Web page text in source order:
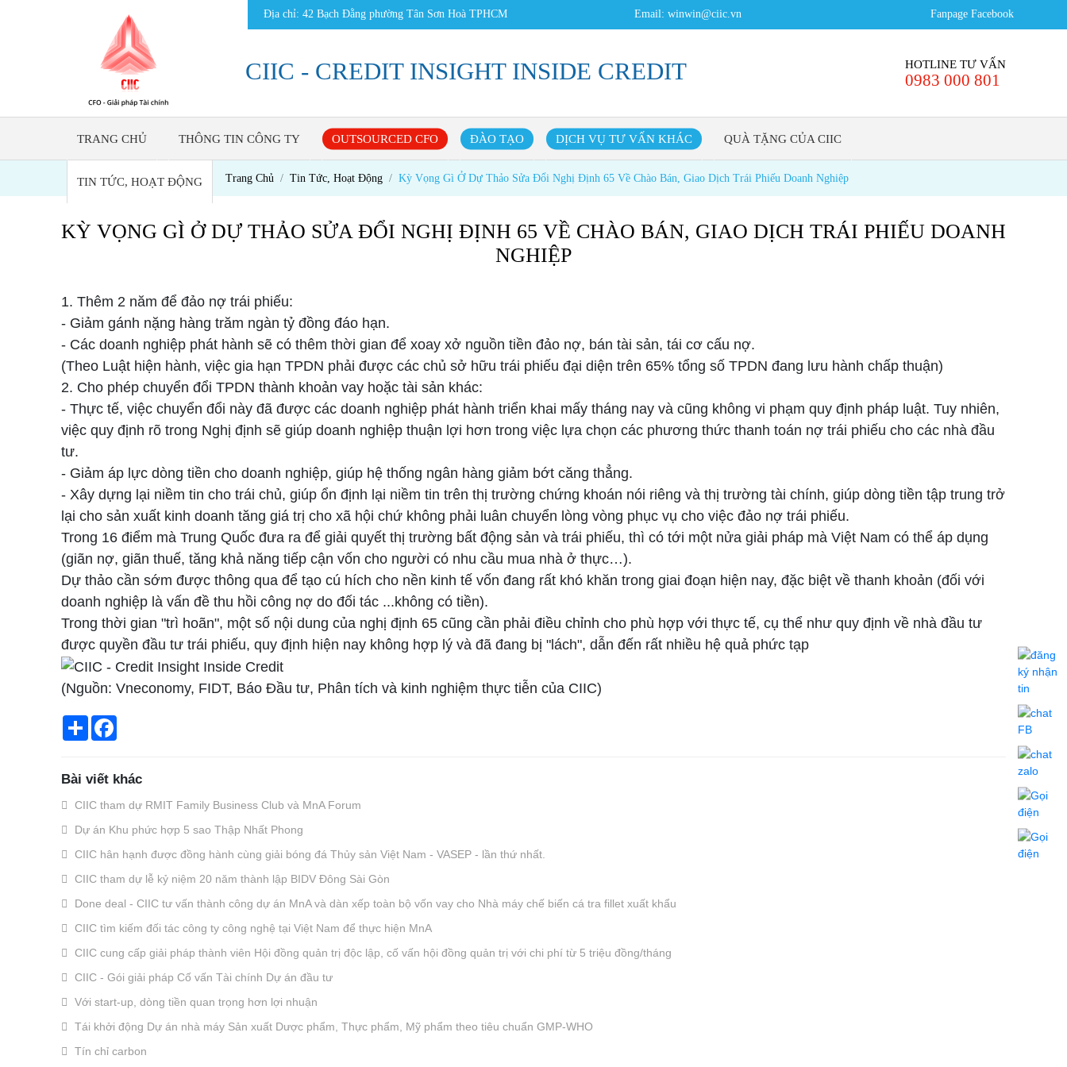
Địa chỉ: 42 Bạch Đằng phường Tân Sơn Hoà TPHCM Email: winwin@ciic.vn Fanpage Facebook
CIIC - CREDIT INSIGHT INSIDE CREDIT HOTLINE TƯ VẤN
0983 000 801
TRANG CHỦ THÔNG TIN CÔNG TY OUTSOURCED CFO ĐÀO TẠO DỊCH VỤ TƯ VẤN KHÁC QUÀ TẶNG CỦA CIIC
TIN TỨC, HOẠT ĐỘNG Trang Chủ Tin Tức, Hoạt Động Kỳ Vọng Gì Ở Dự Thảo Sửa Đổi Nghị Định 65 Về Chào Bán, Giao Dịch Trái Phiếu Doanh Nghiệp
KỲ VỌNG GÌ Ở DỰ THẢO SỬA ĐỔI NGHỊ ĐỊNH 65 VỀ CHÀO BÁN, GIAO DỊCH TRÁI PHIẾU DOANH
NGHIỆP
1. Thêm 2 năm để đảo nợ trái phiếu:
- Giảm gánh nặng hàng trăm ngàn tỷ đồng đáo hạn.
- Các doanh nghiệp phát hành sẽ có thêm thời gian để xoay xở nguồn tiền đảo nợ, bán tài sản, tái cơ cấu nợ.
(Theo Luật hiện hành, việc gia hạn TPDN phải được các chủ sở hữu trái phiếu đại diện trên 65% tổng số TPDN đang lưu hành chấp thuận)
2. Cho phép chuyển đổi TPDN thành khoản vay hoặc tài sản khác:
- Thực tế, việc chuyển đổi này đã được các doanh nghiệp phát hành triển khai mấy tháng nay và cũng không vi phạm quy định pháp luật. Tuy nhiên,
việc quy định rõ trong Nghị định sẽ giúp doanh nghiệp thuận lợi hơn trong việc lựa chọn các phương thức thanh toán nợ trái phiếu cho các nhà đầu
tư.
- Giảm áp lực dòng tiền cho doanh nghiệp, giúp hệ thống ngân hàng giảm bớt căng thẳng.
- Xây dựng lại niềm tin cho trái chủ, giúp ổn định lại niềm tin trên thị trường chứng khoán nói riêng và thị trường tài chính, giúp dòng tiền tập trung trở
lại cho sản xuất kinh doanh tăng giá trị cho xã hội chứ không phải luân chuyển lòng vòng phục vụ cho việc đảo nợ trái phiếu.
Trong 16 điểm mà Trung Quốc đưa ra để giải quyết thị trường bất động sản và trái phiếu, thì có tới một nửa giải pháp mà Việt Nam có thể áp dụng
(giãn nợ, giãn thuế, tăng khả năng tiếp cận vốn cho người có nhu cầu mua nhà ở thực…).
Dự thảo cần sớm được thông qua để tạo cú hích cho nền kinh tế vốn đang rất khó khăn trong giai đoạn hiện nay, đặc biệt về thanh khoản (đối với
doanh nghiệp là vấn đề thu hồi công nợ do đối tác ...không có tiền).
Trong thời gian "trì hoãn", một số nội dung của nghị định 65 cũng cần phải điều chỉnh cho phù hợp với thực tế, cụ thể như quy định về nhà đầu tư
được quyền đầu tư trái phiếu, quy định hiện nay không hợp lý và đã đang bị "lách", dẫn đến rất nhiều hệ quả phức tạp
(Nguồn: Vneconomy, FIDT, Báo Đầu tư, Phân tích và kinh nghiệm thực tiễn của CIIC)
Chia
sẻ
Bài viết khác
CIIC tham dự RMIT Family Business Club và MnA Forum
Dự án Khu phức hợp 5 sao Thập Nhất Phong
CIIC hân hạnh được đồng hành cùng giải bóng đá Thủy sản Việt Nam - VASEP - lần thứ nhất.
CIIC tham dự lễ kỷ niệm 20 năm thành lập BIDV Đông Sài Gòn
Done deal - CIIC tư vấn thành công dự án MnA và dàn xếp toàn bộ vốn vay cho Nhà máy chế biến cá tra fillet xuất khẩu
CIIC tìm kiếm đối tác công ty công nghệ tại Việt Nam để thực hiện MnA
CIIC cung cấp giải pháp thành viên Hội đồng quản trị độc lập, cố vấn hội đồng quản trị với chi phí từ 5 triệu đồng/tháng
CIIC - Gói giải pháp Cố vấn Tài chính Dự án đầu tư
Với start-up, dòng tiền quan trọng hơn lợi nhuận
Tái khởi động Dự án nhà máy Sản xuất Dược phẩm, Thực phẩm, Mỹ phẩm theo tiêu chuẩn GMP-WHO
Tín chỉ carbon